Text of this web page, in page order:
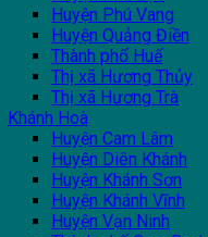
Huyện Phú Vang
Huyện Quảng Điền
Thành phố Huế
Thị xã Hương Thủy
Thị xã Hương Trà
Khánh Hoà
Huyện Cam Lâm
Huyện Diên Khánh
Huyện Khánh Sơn
Huyện Khánh Vĩnh
Huyện Vạn Ninh